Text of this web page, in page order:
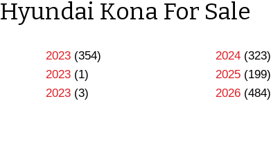
Hyundai Kona For Sale
2023(354)
2023(1)
2023(3)
2024 (323)
2025 (199)
2026 (484)